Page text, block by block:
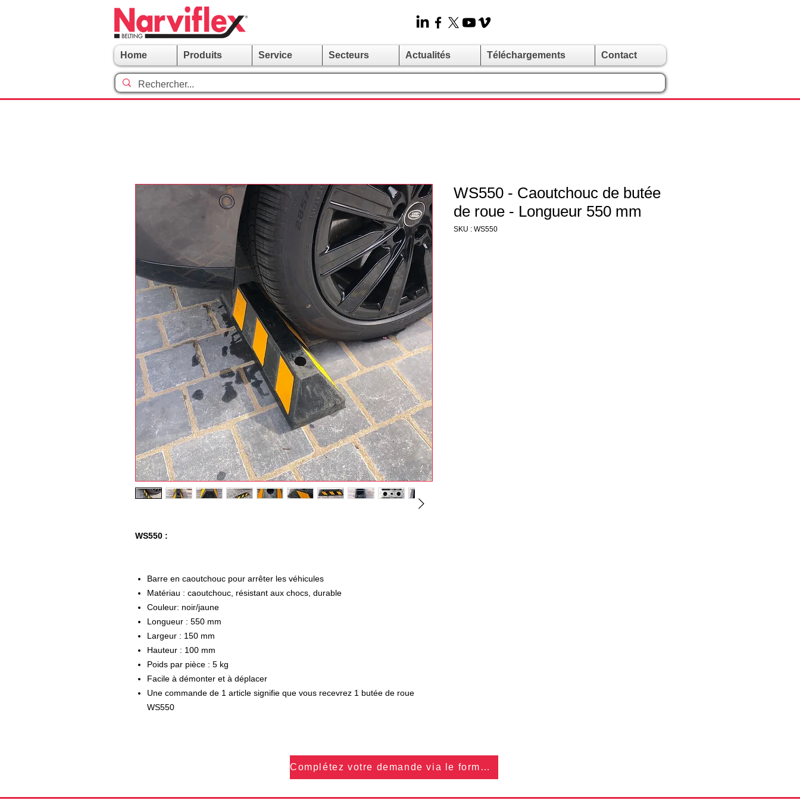
Home Produits Service Secteurs Actualités Téléchargements Contact
WS550 :
Barre en caoutchouc pour arrêter les véhicules
Matériau : caoutchouc, résistant aux chocs, durable
Couleur: noir/jaune
Longueur : 550 mm
Largeur : 150 mm
Hauteur : 100 mm
Poids par pièce : 5 kg
Facile à démonter et à déplacer
Une commande de 1 article signifie que vous recevrez 1 butée de roue
WS550
WS550 - Caoutchouc de butée
de roue - Longueur 550 mm
SKU : WS550
Complétez votre demande via le formulaire...